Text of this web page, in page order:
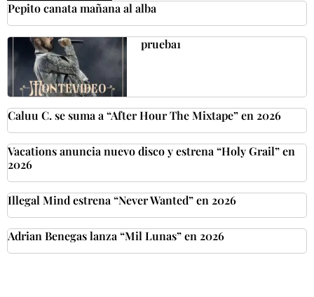
Pepito canata mañana al alba
prueba1
Caluu C. se suma a “After Hour The Mixtape” en 2026
Vacations anuncia nuevo disco y estrena “Holy Grail” en
2026
Illegal Mind estrena “Never Wanted” en 2026
Adrian Benegas lanza “Mil Lunas” en 2026